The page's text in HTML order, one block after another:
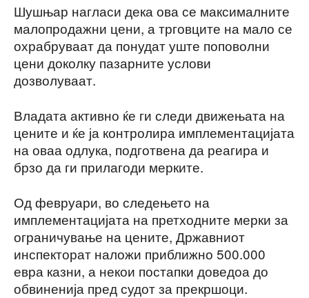
Шушњар нагласи дека ова се максималните
малопродажни цени, а трговците на мало се
охрабруваат да понудат уште поповолни
цени доколку пазарните услови
дозволуваат.
Владата активно ќе ги следи движењата на
цените и ќе ја контролира имплементацијата
на оваа одлука, подготвена да реагира и
брзо да ги прилагоди мерките.
Од февруари, во следењето на
имплементацијата на претходните мерки за
ограничување на цените, Државниот
инспекторат наложи приближно 500.000
евра казни, а некои постапки доведоа до
обвиненија пред судот за прекршоци.